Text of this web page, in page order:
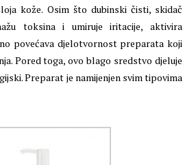
kože. Osim što dubinski čisti, skidač
toksina i umiruje iritacije, aktivira
povećava djelotvornost preparata koji
Pored toga, ovo blago sredstvo djeluje
Preparat je namijenjen svim tipovima